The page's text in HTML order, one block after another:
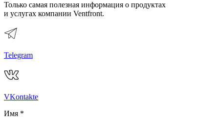
Только самая полезная информация о продуктах
и услугах компании Ventfront.
Telegram
VKontakte
Имя *